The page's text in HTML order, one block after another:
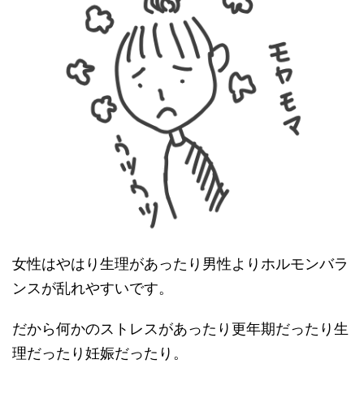
女性はやはり生理があったり男性よりホルモンバラ
ンスが乱れやすいです。
だから何かのストレスがあったり更年期だったり生
理だったり妊娠だったり。